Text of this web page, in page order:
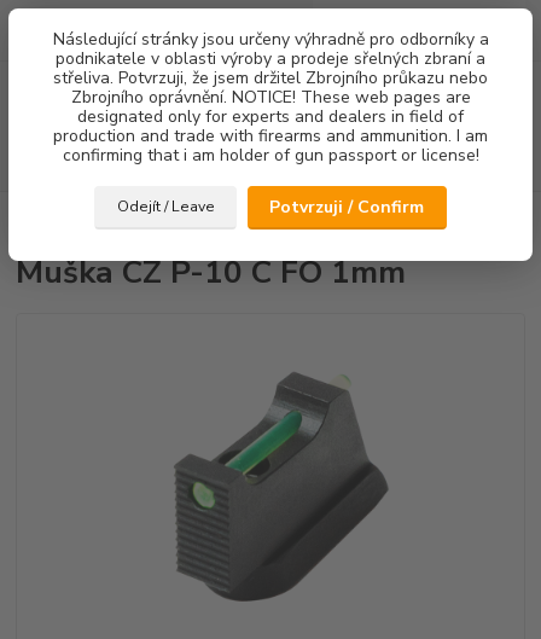
Následující stránky jsou určeny výhradně pro odborníky a
podnikatele v oblasti výroby a prodeje sřelných zbraní a
střeliva. Potvrzuji, že jsem držitel Zbrojního průkazu nebo
Zbrojního oprávnění. NOTICE! These web pages are
designated only for experts and dealers in field of
production and trade with firearms and ammunition. I am
confirming that i am holder of gun passport or license!
Odejít / Leave Potvrzuji / Confirm
Menu
Hledat
za0,00 Kč
Muška CZ P-10 C FO 1mm
Muška CZ P-10 C FO 1mm